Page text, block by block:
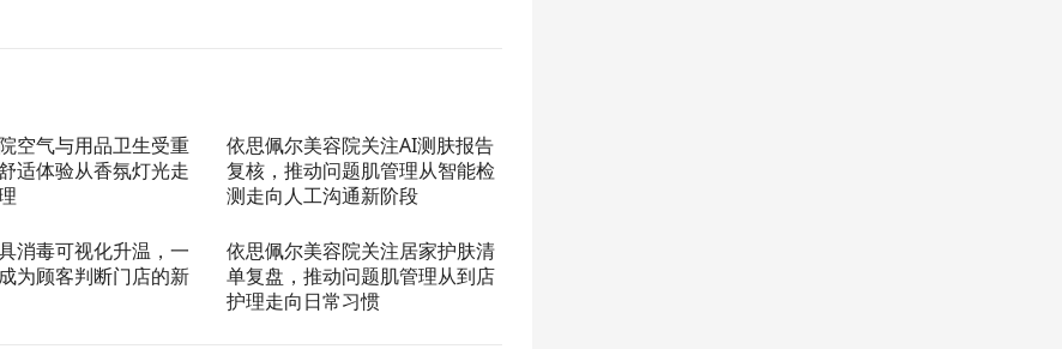
空气与用品卫生受重
适体验从香氛灯光走
依思佩尔美容院关注AI测肤报告
复核，推动问题肌管理从智能检
测走向人工沟通新阶段
消毒可视化升温，一
为顾客判断门店的新
依思佩尔美容院关注居家护肤清
单复盘，推动问题肌管理从到店
护理走向日常习惯